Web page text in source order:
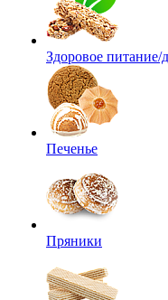
Здоровое питание/
Печенье
Пряники